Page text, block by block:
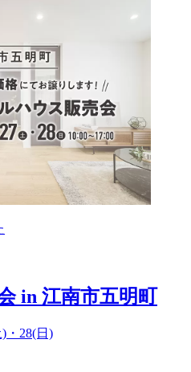
in 江南市五明町
・28(日)